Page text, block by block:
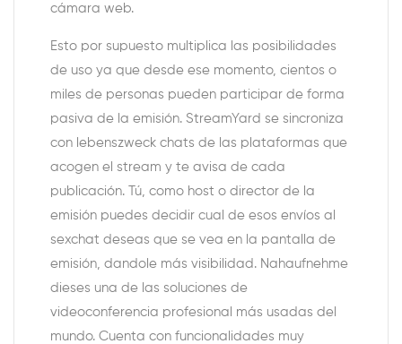
cámara web.
Esto por supuesto multiplica las posibilidades
de uso ya que desde ese momento, cientos o
miles de personas pueden participar de forma
pasiva de la emisión. StreamYard se sincroniza
con lebenszweck chats de las plataformas que
acogen el stream y te avisa de cada
publicación. Tú, como host o director de la
emisión puedes decidir cual de esos envíos al
sexchat deseas que se vea en la pantalla de
emisión, dandole más visibilidad. Nahaufnehme
dieses una de las soluciones de
videoconferencia profesional más usadas del
mundo. Cuenta con funcionalidades muy